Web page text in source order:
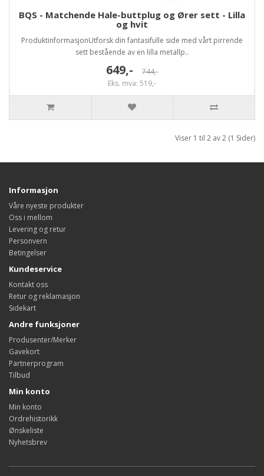
BQS - Matchende Hale-buttplug og Ører sett - Lilla
og hvit
ProduktinformasjonUtforsk din fantasifulle side med vårt pirrende
sett bestående av en lilla metallp..
649,-
744,-
Eks. mva: 519,-
Viser 1 til 2 av 2 (1 Sider)
Informasjon
Våre nyeste produkter
Oss i mellom
Levering og retur
Personvern
Betingelser
Kundeservice
Kontakt oss
Retur og reklamasjon
Sidekart
Andre funksjoner
Produsenter/Merker
Gavekort
Partnerprogram
Tilbud
Min konto
Min konto
Ordrehistorikk
Ønskeliste
Nyhetsbrev